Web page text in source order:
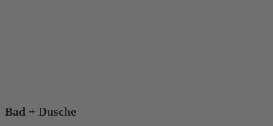
Bad + Dusche